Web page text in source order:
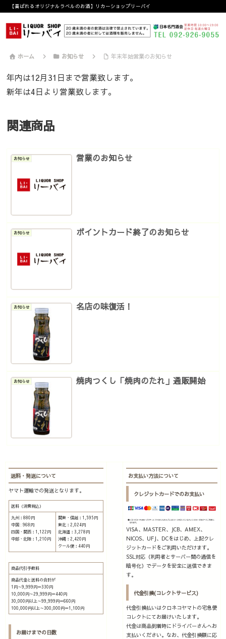
【喜ばれるオリジナルラベルのお酒】リカーショップリーバイ
ホーム お知らせ 年末年始営業のお知らせ
年内は12月31日まで営業致します。
新年は4日より営業致します。
関連商品
お知らせ 営業のお知らせ
お知らせ ポイントカード終了のお知らせ
お知らせ 名店の味復活！
お知らせ 焼肉つくし「焼肉のたれ」通販開始
送料・発送について
ヤマト運輸での発送となります。
送料（消費税込）
九州：880円
中国 : 968円
四国・関西：1,122円
中部・北陸：1,210円
関東・信越：1,595円
東北：2,024円
北海道：3,278円
沖縄：2,420円
クール便：440円
商品代引手数料
商品代金と送料の合計が
1円～9,999円＝330円
10,000円～29,999円＝440円
30,000円以上～99,999円＝660円
100,000円以上～300,000円＝1,100円
お届けまでの日数
お支払い方法について
クレジットカードでのお支払い
VISA、MASTER、JCB、AMEX、
NICOS、UFJ、DCをはじめ、上記クレ
ジットカードをご利用いただけます。
SSL対応（利用者とサーバー間の通信を
暗号化）でデータを安全に送信できま
す。
代金引換(コレクトサービス)
代金引換払いはクロネコヤマトの宅急便
コレクトにてお届けいたします。
代金は商品到着時にドライバーさんへお
支払いください。なお、代金引換額に応